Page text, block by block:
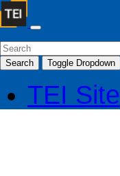
Search Toggle Dropdown
TEI Site